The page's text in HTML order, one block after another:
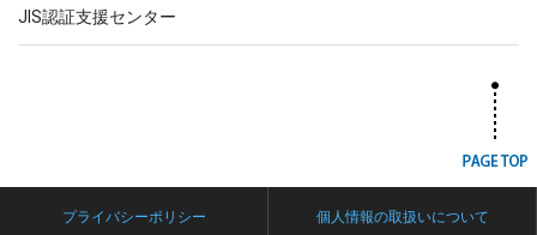
JIS認証支援センター
プライバシーポリシー 個人情報の取扱いについて